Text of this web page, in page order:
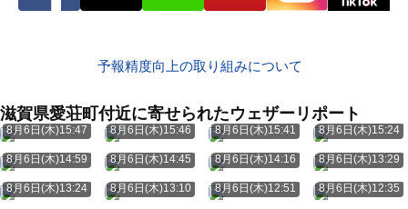
予報精度向上の取り組みについて
滋賀県愛荘町付近に寄せられたウェザーリポート
8月6日(木)15:47 8月6日(木)15:46 8月6日(木)15:41 8月6日(木)15:24
8月6日(木)14:59 8月6日(木)14:45 8月6日(木)14:16 8月6日(木)13:29
8月6日(木)13:24 8月6日(木)13:10 8月6日(木)12:51 8月6日(木)12:35